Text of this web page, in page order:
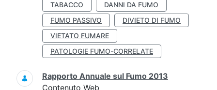
TABACCO
DANNI DA FUMO
FUMO PASSIVO
DIVIETO DI FUMO
VIETATO FUMARE
PATOLOGIE FUMO-CORRELATE
Rapporto Annuale sul Fumo 2013
Contenuto Web